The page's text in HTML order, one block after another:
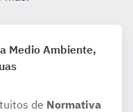
Medio Ambiente,
de Normativa